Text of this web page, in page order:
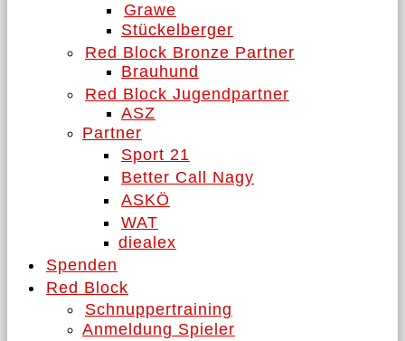
Grawe
Stückelberger
Red Block Bronze Partner
Brauhund
Red Block Jugendpartner
ASZ
Partner
Sport 21
Better Call Nagy
ASKÖ
WAT
diealex
Spenden
Red Block
Schnuppertraining
Anmeldung Spieler